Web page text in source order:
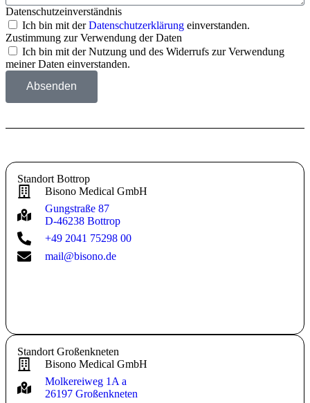
Datenschutzeinverständnis
Ich bin mit derDatenschutzerklärung einverstanden.
Zustimmung zur Verwendung der Daten
Ich bin mit der Nutzung und des Widerrufs zur Verwendung
meiner Daten einverstanden.
Absenden
Standort Bottrop
Bisono Medical GmbH
Gungstraße 87
D-46238 Bottrop
+49 2041 75298 00
mail@bisono.de
Standort Großenkneten
Bisono Medical GmbH
Molkereiweg 1A a
26197 Großenkneten